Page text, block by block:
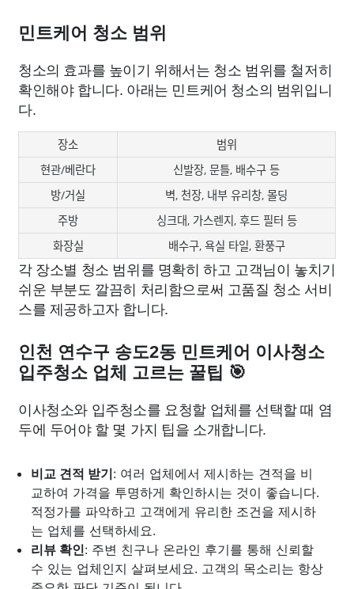
민트케어 청소 범위
청소의 효과를 높이기 위해서는 청소 범위를 철저히
확인해야 합니다. 아래는 민트케어 청소의 범위입니
다.
장소
범위
현관/베란다
신발장, 문틀, 배수구 등
방/거실
벽, 천장, 내부 유리창, 몰딩
주방
싱크대, 가스렌지, 후드 필터 등
화장실
배수구, 욕실 타일, 환풍구
각 장소별 청소 범위를 명확히 하고 고객님이 놓치기
쉬운 부분도 깔끔히 처리함으로써 고품질 청소 서비
스를 제공하고자 합니다.
인천 연수구 송도2동 민트케어 이사청소
입주청소 업체 고르는 꿀팁 🎯
이사청소와 입주청소를 요청할 업체를 선택할 때 염
두에 두어야 할 몇 가지 팁을 소개합니다.
비교 견적 받기: 여러 업체에서 제시하는 견적을 비
교하여 가격을 투명하게 확인하시는 것이 좋습니다.
적정가를 파악하고 고객에게 유리한 조건을 제시하
는 업체를 선택하세요.
리뷰 확인: 주변 친구나 온라인 후기를 통해 신뢰할
수 있는 업체인지 살펴보세요. 고객의 목소리는 항상